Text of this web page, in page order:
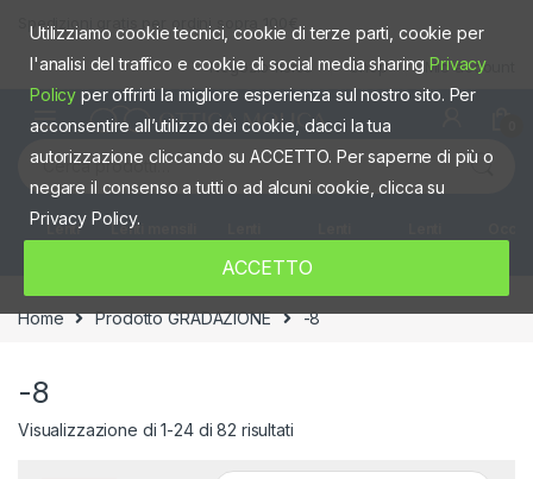
Spedizioni gratis per ordini sopra 100€
Negozio fisico Shop Mio account
Cerca:
Lenti
Lenti mensili
Home Prodotto GRADAZIONE -8
-8
Visualizzazione di 1-24 di 82 risultati
Utilizziamo cookie tecnici, cookie di terze parti, cookie per
l'analisi del traffico e cookie di social media sharingPrivacy
Policy per offrirti la migliore esperienza sul nostro sito. Per
acconsentire all’utilizzo dei cookie, dacci la tua
autorizzazione cliccando su ACCETTO. Per saperne di più o
negare il consenso a tutti o ad alcuni cookie, clicca su
Privacy Policy.
ACCETTO